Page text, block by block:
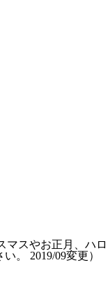
マスやお正月、ハ
い。 2019/09変更）